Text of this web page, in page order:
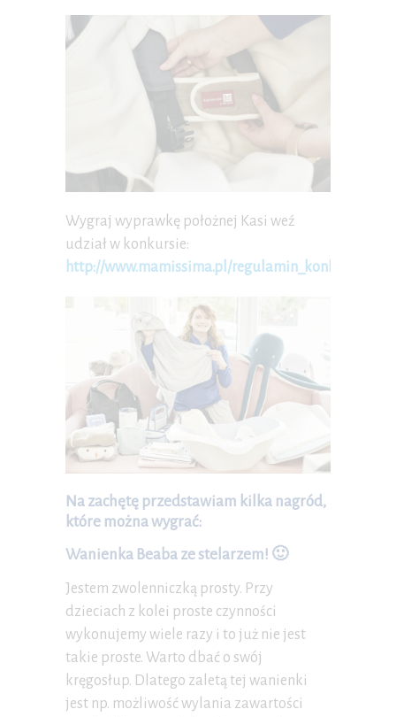
Wygraj wyprawkę położnej Kasi weź
udział w konkursie:
http://www.mamissima.pl/
Na zachętę przedstawiam kilka nagród,
które można wygrać:
Wanienka Beaba ze stelarzem! 🙂
Jestem zwolenniczką prosty. Przy
dzieciach z kolei proste czynności
wykonujemy wiele razy i to już nie jest
takie proste. Warto dbać o swój
kręgosłup. Dlatego zaletą tej wanienki
jest np. możliwość wylania zawartości